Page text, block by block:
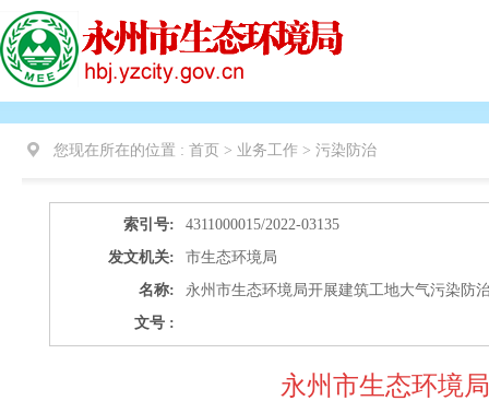
您现在所在的位置 : 首页 > 业务工作 > 污染防治
索引号:
4311000015/2022-03135
发文机关:
市生态环境局
名称:
永州市生态环境局开展建筑工地大气污染防
文号 :
永州市生态环境